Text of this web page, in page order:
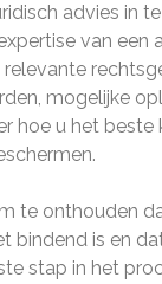
advies in
van een
mogelijke
hoe u het
te onthouden
bindend is en
stap in het